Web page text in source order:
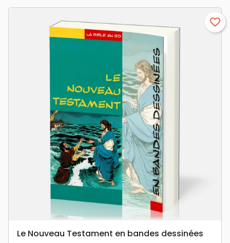
favorite_border
Le Nouveau Testament en bandes dessinées